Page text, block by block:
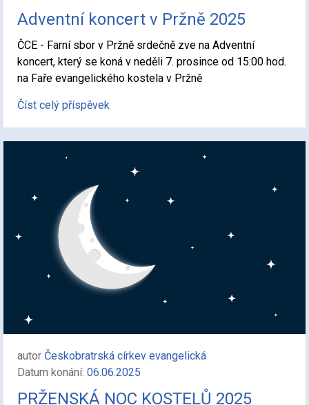
Adventní koncert v Pržně 2025
ČCE - Farní sbor v Pržně srdečně zve na Adventní
koncert, který se koná v neděli 7. prosince od 15:00 hod.
na Faře evangelického kostela v Pržně
Číst celý příspěvek
autor Českobratrská církev evangelická
Datum konání: 06.06.2025
PRŽENSKÁ NOC KOSTELŮ 2025